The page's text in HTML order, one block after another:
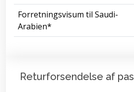
Forretningsvisum til Saudi-
Arabien*
Returforsendelse af pas